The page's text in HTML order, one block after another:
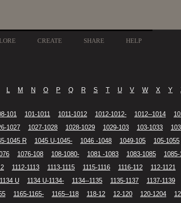
CREATE SHARE HELP
L M N O P Q R S T U V W X Y
101 101-1011 1011-1012 1012-1012- 1012--1014
1027 1027-1028 1028-1029 1029-103 103-1033
1045 R 1045 U-1045- 1046 -1048 1049-105 105-1055
1076-108 108-1080- 1081 -1083 1083-1085
1112-1113 1113-1115 1115-1116 1116-112 112-1121
U 1134 U-1134- 1134--1135 1135-1137 1137-1139
1165-1165- 1165--118 118-12 12-120 120-1204